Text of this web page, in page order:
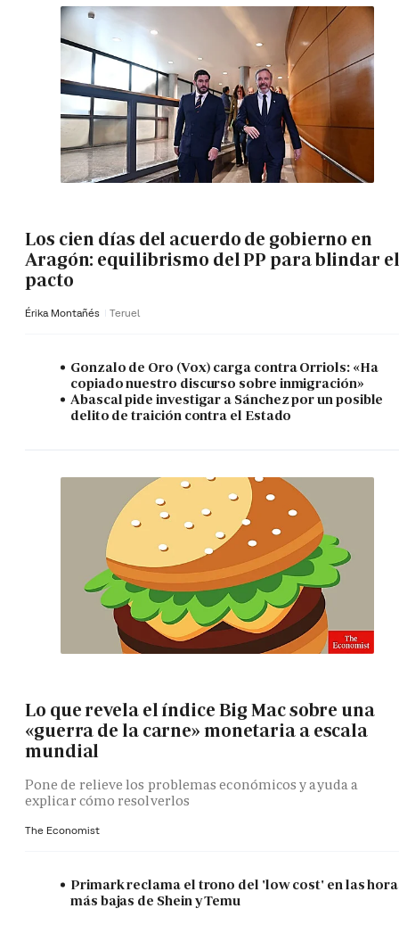
Los cien días del acuerdo de gobierno en
Aragón: equilibrismo del PP para blindar el
pacto
Érika Montañés Teruel
Gonzalo de Oro (Vox) carga contra Orriols: «Ha
copiado nuestro discurso sobre inmigración»
Abascal pide investigar a Sánchez por un posible
delito de traición contra el Estado
Lo que revela el índice Big Mac sobre una
«guerra de la carne» monetaria a escala
mundial
Pone de relieve los problemas económicos y ayuda a
explicar cómo resolverlos
The Economist
Primark reclama el trono del 'low cost' en las
más bajas de Shein y Temu